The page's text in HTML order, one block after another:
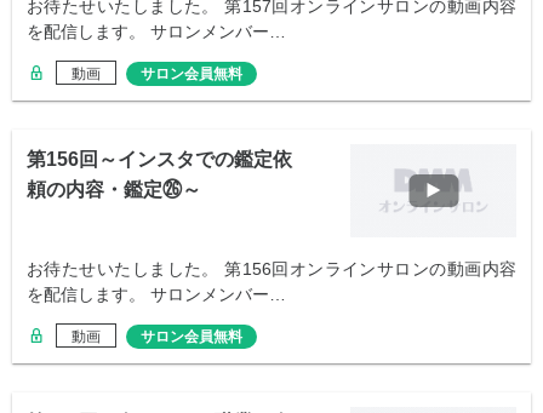
お待たせいたしました。 第157回オンラインサロンの動画内容
を配信します。 サロンメンバー…
動画 サロン会員無料
第156回～インスタでの鑑定依
頼の内容・鑑定㉖～
お待たせいたしました。 第156回オンラインサロンの動画内容
を配信します。 サロンメンバー…
動画 サロン会員無料